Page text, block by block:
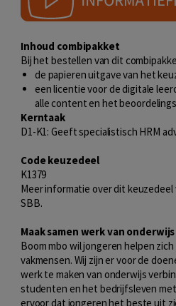
Inhoud combipakket
Bij het bestellen van dit
de papieren uitgave van het
een licentie voor de digitale
alle content en het
Kerntaak
D1-K1: Geeft specialistisch HRM
Code keuzedeel
K1379
Meer informatie over dit keuzedeel
SBB.
Maak samen werk van onderwijs
Boom mbo wil jongeren helpen
vakmensen. Wij zijn er voor de
werk te maken van onderwijs
studenten en het bedrijfsleven
ervoor dat jongeren het beste uit